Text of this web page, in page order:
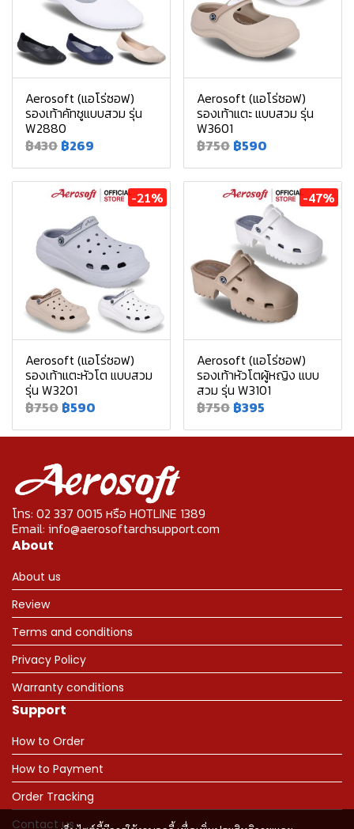
Aerosoft (แอโร่ซอฟ)
รองเท้าคัทชูแบบสวม รุ่น
W2880
฿430 ฿269
Aerosoft (แอโร่ซอฟ)
รองเท้าแตะ แบบสวม รุ่น
W3601
฿750 ฿590
-21%
Aerosoft (แอโร่ซอฟ)
รองเท้าแตะหัวโต แบบสวม
รุ่น W3201
฿750 ฿590
-47%
Aerosoft (แอโร่ซอฟ)
รองเท้าหัวโตผู้หญิง แบบ
สวม รุ่น W3101
฿750 ฿395
โทร: 02 337 0015 หรือ HOTLINE 1389
Email: info@aerosoftarchsupport.com
About
About us
Review
Terms and conditions
Privacy Policy
Warranty conditions
Support
How to Order
How to Payment
Order Tracking
Contact us